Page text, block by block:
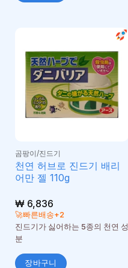
곰팡이/진드기
천연 허브로 진드기 배리
어만 젤 110g
₩6,836
🚀빠른배송+2
진드기가 싫어하는 5종의 천연 성
분
장바구니